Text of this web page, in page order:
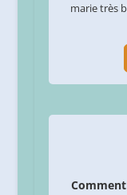
marie très